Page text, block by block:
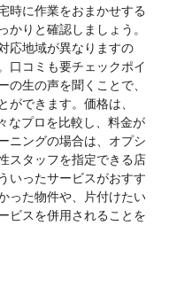
時に作業をおまかせする
りと確認しましょう。
応地域が異なりますの
口コミも要チェックポイ
生の声を聞くことで、
できます。価格は、
なプロを比較し、料金が
ニングの場合は、オプシ
スタッフを指定できる店
いったサービスがおすす
った物件や、片付けたい
ビスを併用されることを